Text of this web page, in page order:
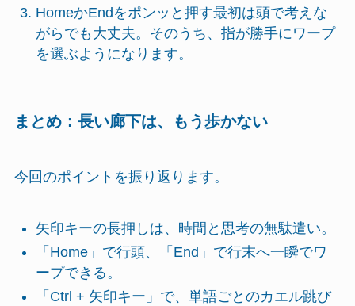
HomeかEndをポンッと押す最初は頭で考えな
がらでも大丈夫。そのうち、指が勝手にワープ
を選ぶようになります。
まとめ：長い廊下は、もう歩かない
今回のポイントを振り返ります。
矢印キーの長押しは、時間と思考の無駄遣い。
「Home」で行頭、「End」で行末へ一瞬でワ
ープできる。
「Ctrl + 矢印キー」で、単語ごとのカエル跳び